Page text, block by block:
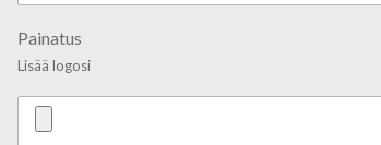
Painatus
Lisää logosi